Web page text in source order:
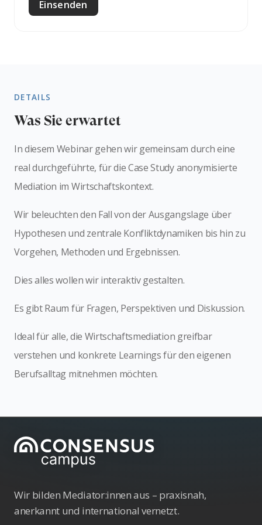
DETAILS
Was Sie erwartet
In diesem Webinar gehen wir gemeinsam durch eine
real durchgeführte, für die Case Study anonymisierte
Mediation im Wirtschaftskontext.
Wir beleuchten den Fall von der Ausgangslage über
Hypothesen und zentrale Konfliktdynamiken bis hin zu
Vorgehen, Methoden und Ergebnissen.
Dies alles wollen wir interaktiv gestalten.
Es gibt Raum für Fragen, Perspektiven und Diskussion.
Ideal für alle, die Wirtschaftsmediation greifbar
verstehen und konkrete Learnings für den eigenen
Berufsalltag mitnehmen möchten.
Wir bilden Mediator:innen aus – praxisnah,
anerkannt und international vernetzt.